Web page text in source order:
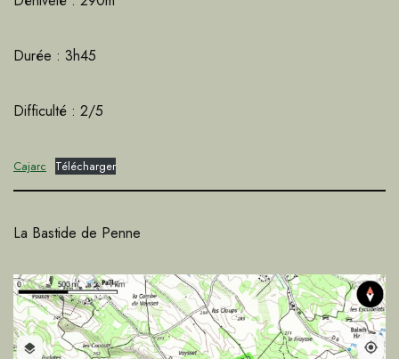
Durée : 3h45
Difficulté : 2/5
Cajarc Télécharger
La Bastide de Penne